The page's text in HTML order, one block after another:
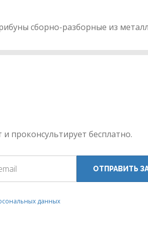
сборно-разборные из
проконсультирует бесплатно.
ОТПРАВИТЬ
данных